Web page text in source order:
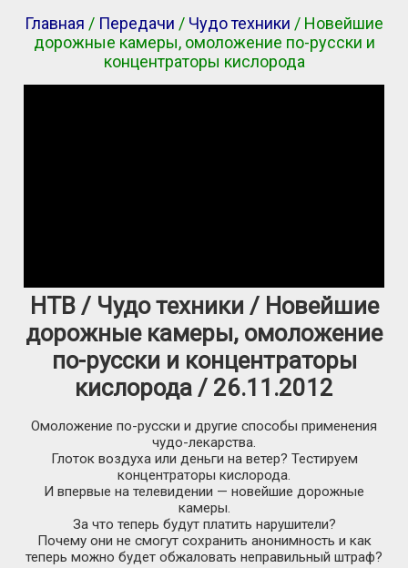
Главная / Передачи / Чудо техники / Новейшие
дорожные камеры, омоложение по-русски и
концентраторы кислорода
НТВ / Чудо техники / Новейшие
дорожные камеры, омоложение
по-русски и концентраторы
кислорода / 26.11.2012
Омоложение по-русски и другие способы применения
чудо-лекарства
Глоток воздуха или деньги на ветер? Тестируем
концентраторы кислорода.
И впервые на телевидении — новейшие дорожные
камеры.
За что теперь будут платить нарушители?
Почему они не смогут сохранить анонимность и как
теперь можно будет обжаловать неправильный штраф?